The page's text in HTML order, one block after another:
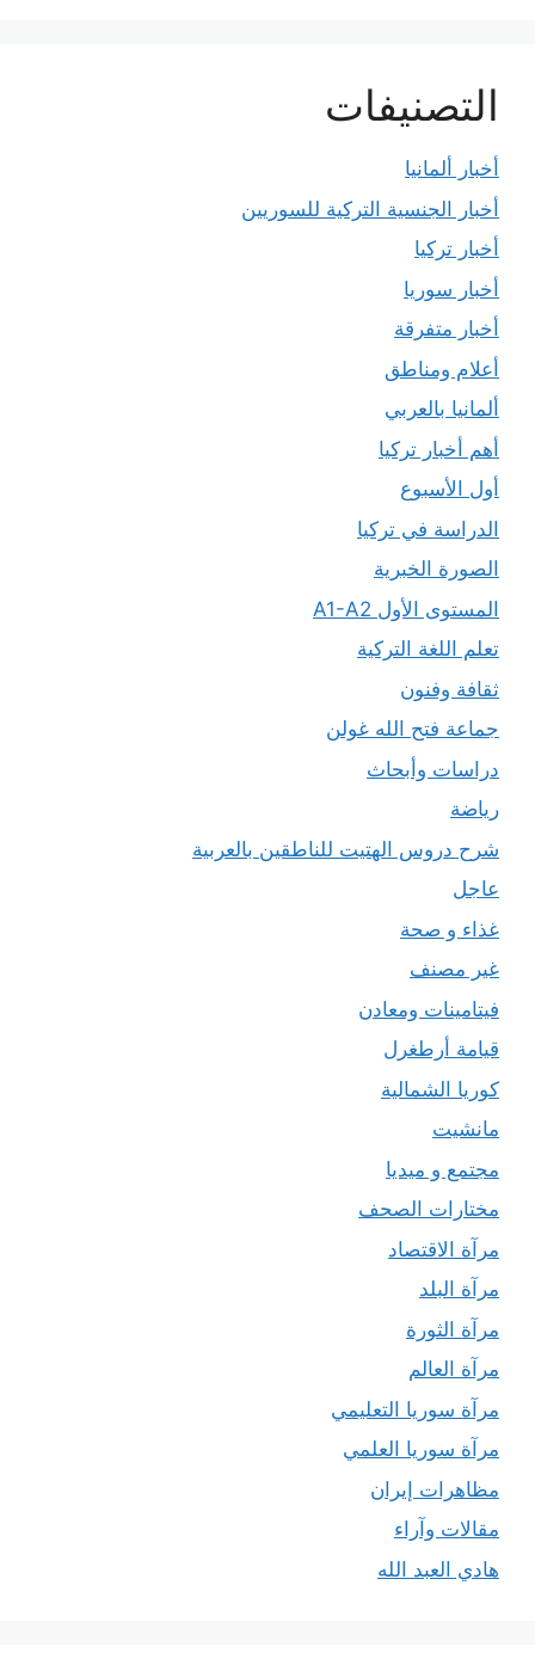
التصنيفات
أخبار ألمانيا
أخبار الجنسية التركية للسوريين
أخبار تركيا
أخبار سوريا
أخبار متفرقة
أعلام ومناطق
ألمانيا بالعربي
أهم أخبار تركيا
أول الأسبوع
الدراسة في تركيا
الصورة الخبرية
المستوى الأول A1-A2
تعلم اللغة التركية
ثقافة وفنون
جماعة فتح الله غولن
دراسات وأبحاث
رياضة
شرح دروس الهتيت للناطقين بالعربية
عاجل
غذاء و صحة
غير مصنف
فيتامينات ومعادن
قيامة أرطغرل
كوريا الشمالية
مانشيت
مجتمع و ميديا
مختارات الصحف
مرآة الاقتصاد
مرآة البلد
مرآة الثورة
مرآة العالم
مرآة سوريا التعليمي
مرآة سوريا العلمي
مظاهرات إيران
مقالات وآراء
هادي العبد الله